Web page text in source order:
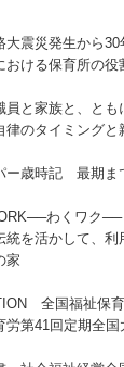
大震災発生から
ける保育所の
員と家族と、とも
律のタイミング
ー歳時記 最期ま
わくワク──
を活かして、利
家
全国福祉保
第41回定期全国